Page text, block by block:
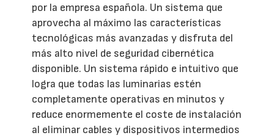
por la empresa española. Un sistema que
aprovecha al máximo las características
tecnológicas más avanzadas y disfruta del
más alto nivel de seguridad cibernética
disponible. Un sistema rápido e intuitivo que
logra que todas las luminarias estén
completamente operativas en minutos y
reduce enormemente el coste de instalación
al eliminar cables y dispositivos intermedios